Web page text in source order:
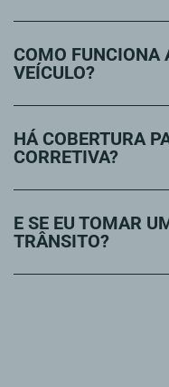
COMO FUNCIONA
VEÍCULO?
HÁ COBERTURA
CORRETIVA?
E SE EU TOMAR
TRÂNSITO?